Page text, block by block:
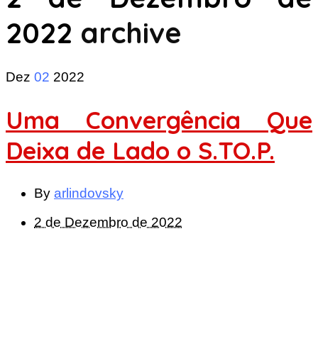
2022 archive
Dez 02 2022
Uma Convergência Que
Deixa de Lado o S.TO.P.
By arlindovsky
2 de Dezembro de 2022